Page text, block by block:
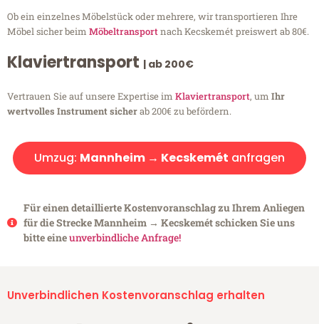
Ob ein einzelnes Möbelstück oder mehrere, wir transportieren Ihre
Möbel sicher beim Möbeltransportnach Kecskemét preiswert ab 80€.
Klaviertransport | ab 200€
Vertrauen Sie auf unsere Expertise im Klaviertransport, um Ihr
wertvolles Instrument sicherab 200€ zu befördern.
Umzug: Mannheim → Kecskemét anfragen
Für einen detaillierte Kostenvoranschlag zu Ihrem Anliegen
für die Strecke Mannheim → Kecskemét schicken Sie uns
bitte eineunverbindliche Anfrage!
Unverbindlichen Kostenvoranschlag erhalten